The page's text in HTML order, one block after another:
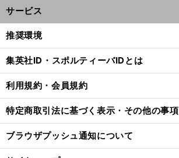
サービス
推奨環境
集英社ID・スポルティーバIDとは
利用規約・会員規約
特定商取引法に基づく表示・その他の事項
ブラウザプッシュ通知について